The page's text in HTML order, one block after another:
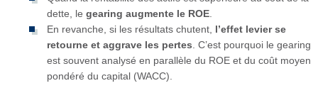
dette, le gearing augmente le ROE.
En revanche, si les résultats chutent, l’effet levier se
retourne et aggrave les pertes. C’est pourquoi le gearing
est souvent analysé en parallèle du ROE et du coût moyen
pondéré du capital (WACC).